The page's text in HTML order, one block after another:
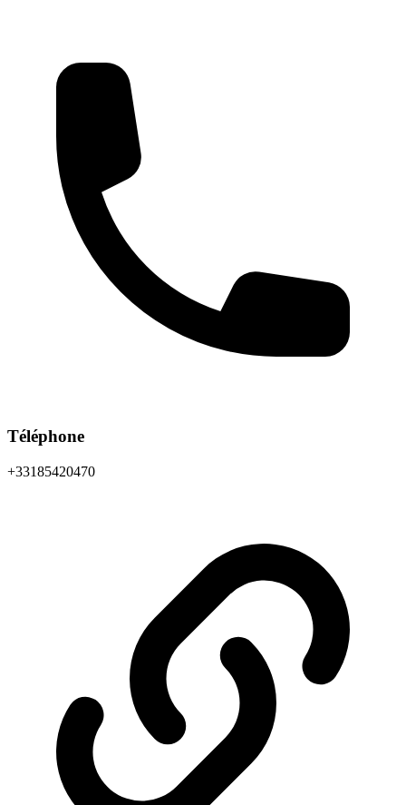
Téléphone
+33185420470